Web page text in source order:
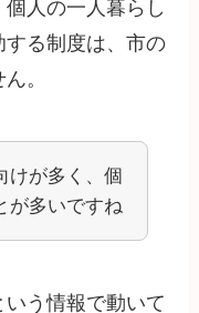
個人の一人暮らし
る制度は、市の
。
けが多く、個
が多いですね
いう情報で動いて